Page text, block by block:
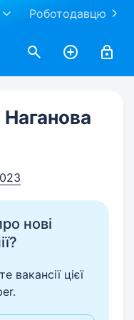
Роботодавцю
нові
вакансії цієї